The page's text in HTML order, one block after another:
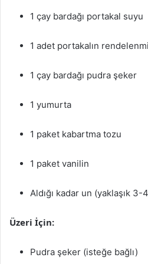
1 çay bardağı portakal suyu
1 adet portakalın
1 çay bardağı pudra şeker
1 yumurta
1 paket kabartma tozu
1 paket vanilin
Aldığı kadar un (yaklaşık 3-
Üzeri İçin:
Pudra şeker (isteğe bağlı)